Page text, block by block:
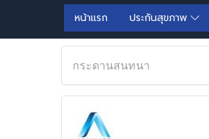
หน้าแรก ประกันสุขภาพ
กระดานสนทนา